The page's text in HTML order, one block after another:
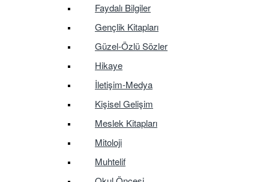
Faydalı Bilgiler
Gençlik Kitapları
Güzel-Özlü Sözler
Hikaye
İletişim-Medya
Kişisel Gelişim
Meslek Kitapları
Mitoloji
Muhtelif